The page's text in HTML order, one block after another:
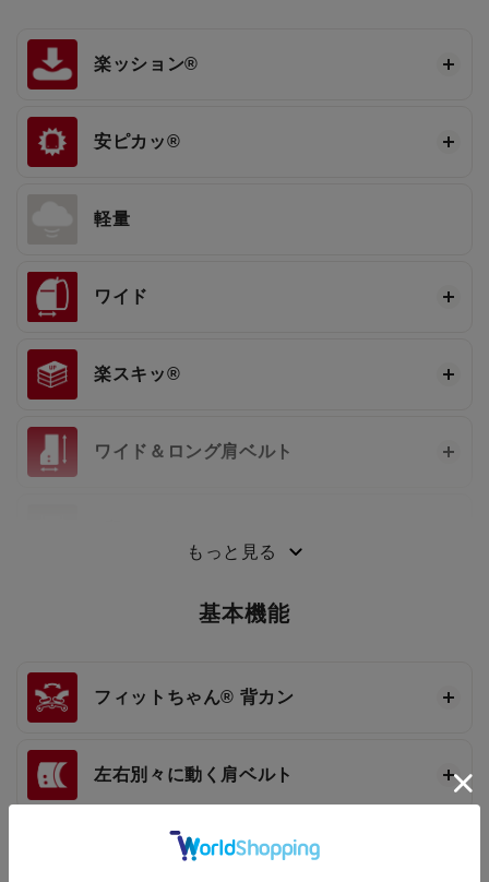
楽ッション®
安ピカッ®
軽量
ワイド
楽スキッ®
ワイド＆ロング肩ベルト
もっと見る
基本機能
フィットちゃん® 背カン
左右別々に動く肩ベルト
クラリーノ®